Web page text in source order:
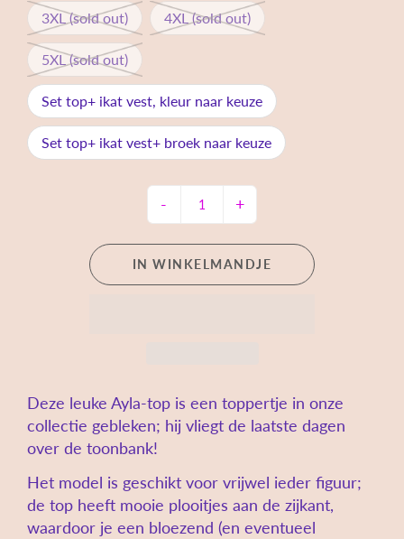
3XL (sold out) 4XL (sold out)
5XL (sold out)
Set top+ ikat vest, kleur naar keuze
Set top+ ikat vest+ broek naar keuze
- +
IN WINKELMANDJE
Deze leuke Ayla-top is een toppertje in onze
collectie gebleken; hij vliegt de laatste dagen
over de toonbank!
Het model is geschikt voor vrijwel ieder figuur;
de top heeft mooie plooitjes aan de zijkant,
waardoor je een bloezend (en eventueel